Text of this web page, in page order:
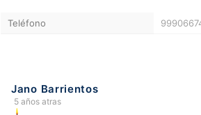
Teléfono
Jano Barrientos
5 años atras